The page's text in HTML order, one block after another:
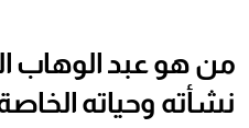
من هو عبد الوهاب
نشأته وحياته الخاصة